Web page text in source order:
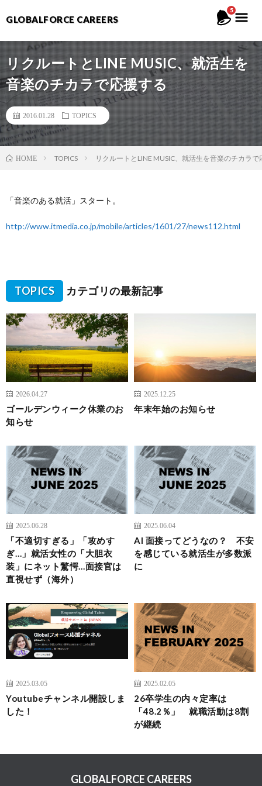
5
GLOBALFORCE CAREERS
リクルートとLINE MUSIC、就活生を
音楽のチカラで応援する
2016.01.28 TOPICS
HOME TOPICS リクルートとLINE MUSIC、就活生を音楽のチカラで
「音楽のある就活」スタート。
http://www.itmedia.co.jp/mobile/articles/1601/27/news112.html
TOPICS カテゴリの最新記事
2026.04.27
ゴールデンウィーク休業のお
知らせ
2025.12.25
年末年始のお知らせ
2025.06.28
「不適切すぎる」「攻めす
ぎ…」就活女性の「大胆衣
装」にネット驚愕…面接官は
直視せず（海外）
2025.06.04
AI 面接ってどうなの？ 不安
を感じている就活生が多数派
に
2025.03.05
Youtubeチャンネル開設しま
した！
2025.02.05
26卒学生の内々定率は
「48.2％」 就職活動は8割
が継続
GLOBALFORCE CAREERS